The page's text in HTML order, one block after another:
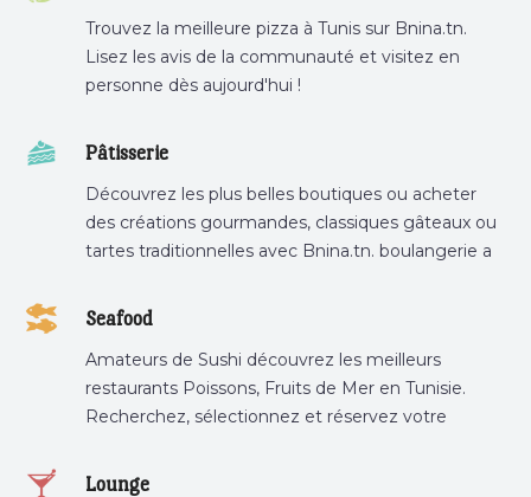
Trouvez la meilleure pizza à Tunis sur Bnina.tn.
Lisez les avis de la communauté et visitez en
personne dès aujourd'hui !
Pâtisserie
Découvrez les plus belles boutiques ou acheter
des créations gourmandes, classiques gâteaux ou
tartes traditionnelles avec Bnina.tn. boulangerie a
tunis, pâtisserie sousse .
Seafood
Amateurs de Sushi découvrez les meilleurs
restaurants Poissons, Fruits de Mer en Tunisie.
Recherchez, sélectionnez et réservez votre
Lounge